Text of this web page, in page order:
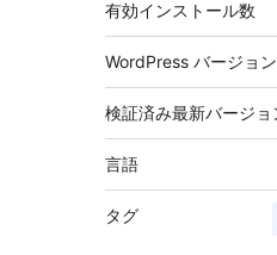
有効インストール数
WordPress バージョン
検証済み最新バージョ
言語
タグ